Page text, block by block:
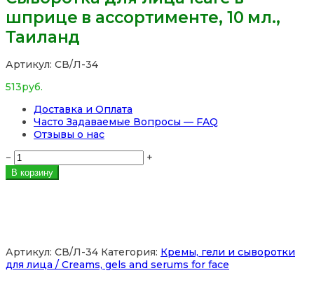
шприце в ассортименте, 10 мл.,
Таиланд
Артикул: СВ/Л-34
513руб.
Доставка и Оплата
Часто Задаваемые Вопросы — FAQ
Отзывы о нас
− Количество
товара
Сыворотка
в
ассортименте,
+
В корзину
Артикул: СВ/Л-34 Категория: Кремы, гели и сыворотки
для лица / Creams, gels and serums for face